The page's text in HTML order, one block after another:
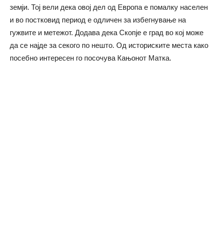
земји. Тој вели дека oвој дел од Европа е помалку населен
и во постковид период е одличен за избегнување на
гужвите и метежот. Додава дека Скопје е град во кој може
да се најде за секого по нешто. Од историските места како
посебно интересен го посочува Кањонот Матка.